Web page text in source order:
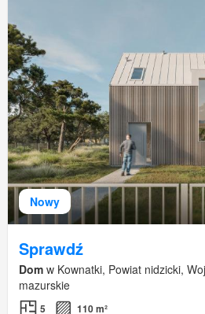
Nowy
Sprawdź
Dom w Kownatki, Powiat nidzicki,
mazurskie
5 110 m²